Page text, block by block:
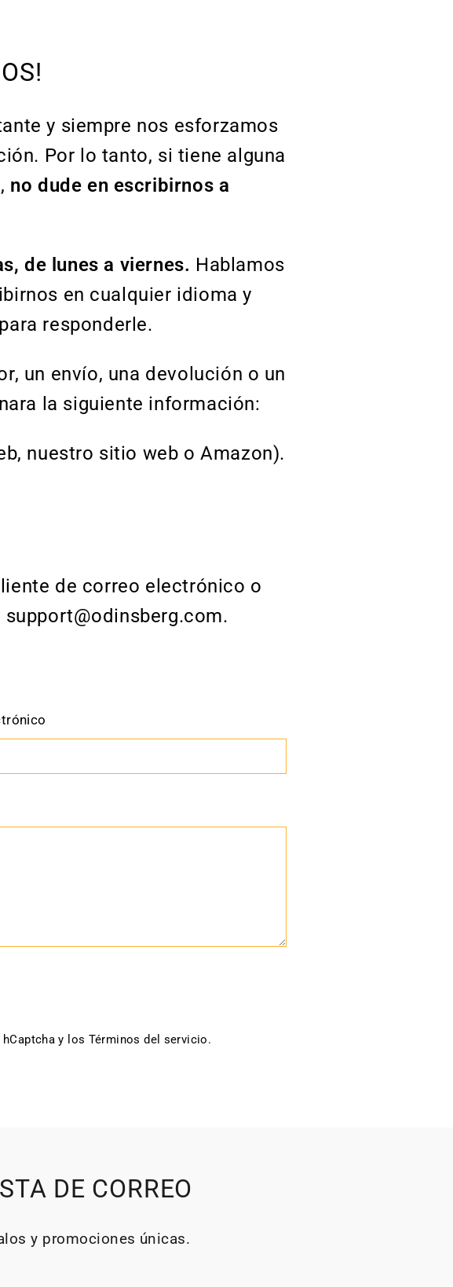
y siempre nos esforzamos
Por lo tanto, si tiene alguna
no dude en escribirnos a
de lunes a viernes. Hablamos
en cualquier idioma y
responderle.
un envío, una devolución o un
la siguiente información:
nuestro sitio web o Amazon).
de correo electrónico o
hCaptchay los Términos del servicio.
DE CORREO
y promociones únicas.